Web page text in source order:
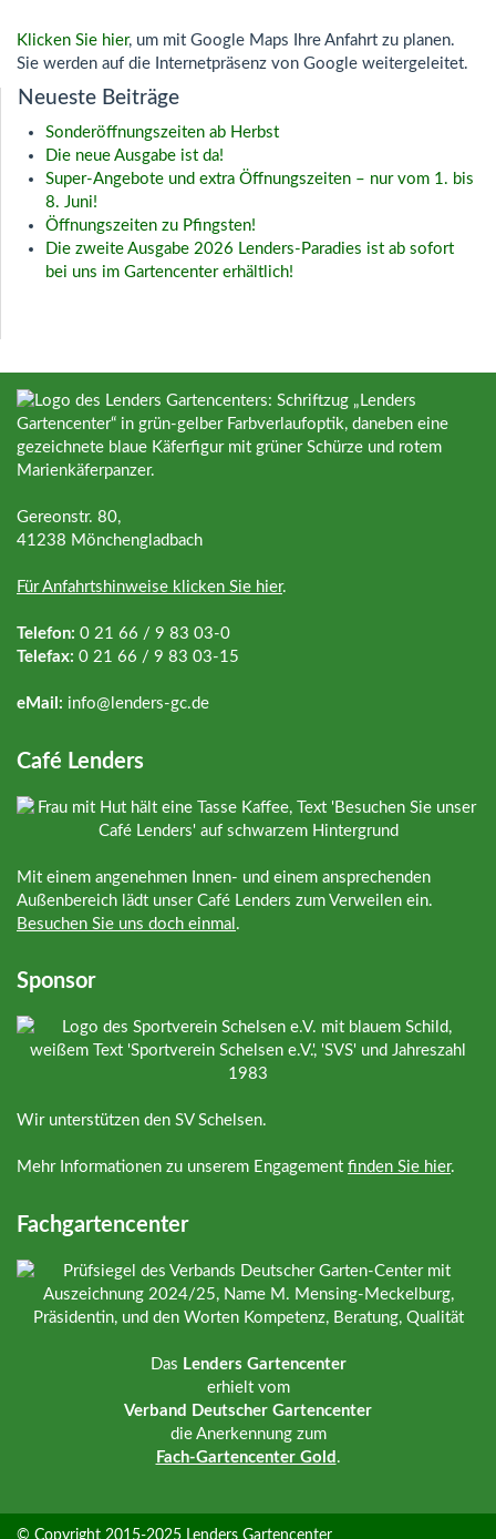
Klicken Sie hier, um mit Google Maps Ihre Anfahrt zu planen.
Sie werden auf die Internetpräsenz von Google weitergeleitet.
Neueste Beiträge
Sonderöffnungszeiten ab Herbst
Die neue Ausgabe ist da!
Super‑Angebote und extra Öffnungszeiten – nur vom 1. bis
8. Juni!
Öffnungszeiten zu Pfingsten!
Die zweite Ausgabe 2026 Lenders-Paradies ist ab sofort
bei uns im Gartencenter erhältlich!
Gereonstr. 80,
41238 Mönchengladbach
Für Anfahrtshinweise klicken Sie hier.
Telefon: 0 21 66 / 9 83 03-0
Telefax: 0 21 66 / 9 83 03-15
eMail: info@ lenders-gc.de
Café Lenders
Mit einem angenehmen Innen- und einem ansprechenden
Außenbereich lädt unser Café Lenders zum Verweilen ein.
Besuchen Sie uns doch einmal .
Sponsor
Wir unterstützen den SV Schelsen.
Mehr Informationen zu unserem Engagement finden Sie hier.
Fachgartencenter
Das Lenders Gartencenter
erhielt vom
Verband Deutscher Gartencenter
die Anerkennung zum
Fach-Gartencenter Gold .
© Copyright 2015-2025 Lenders Gartencenter